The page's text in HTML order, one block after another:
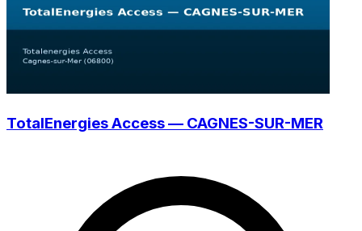
TotalEnergies Access — CAGNES-SUR-MER